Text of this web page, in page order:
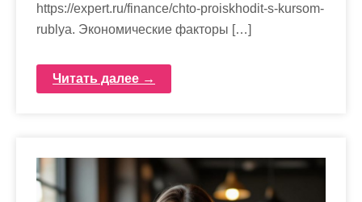
https://expert.ru/finance/chto-proiskhodit-s-kursom-
rublya. Экономические факторы […]
Читать далее →